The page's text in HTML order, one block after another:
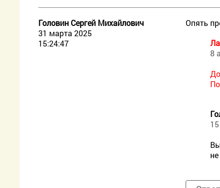
Головин Сергей Михайлович
31 марта 2025
15:24:47
Опять
8